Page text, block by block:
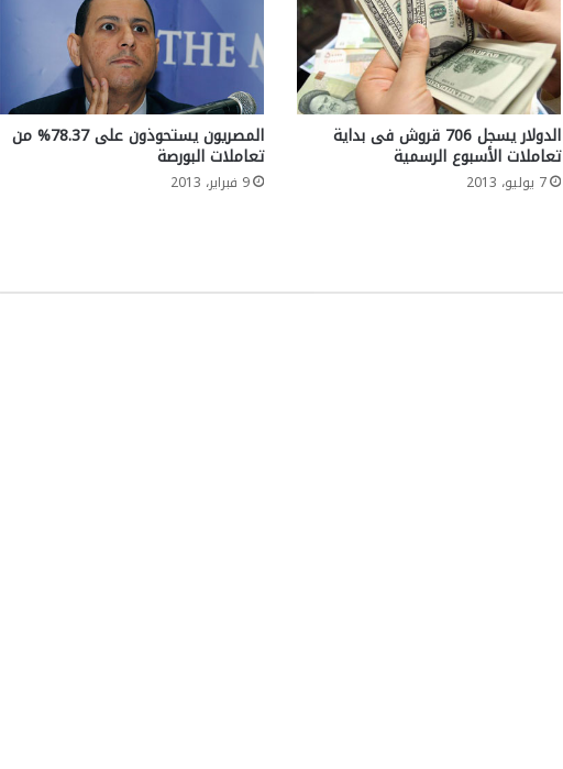
الدولار يسجل 706 قروش فى بداية
تعاملات الأسبوع الرسمية
7 يوليو، 2013
المصريون يستحوذون على 78.37% من
تعاملات البورصة
9 فبراير، 2013